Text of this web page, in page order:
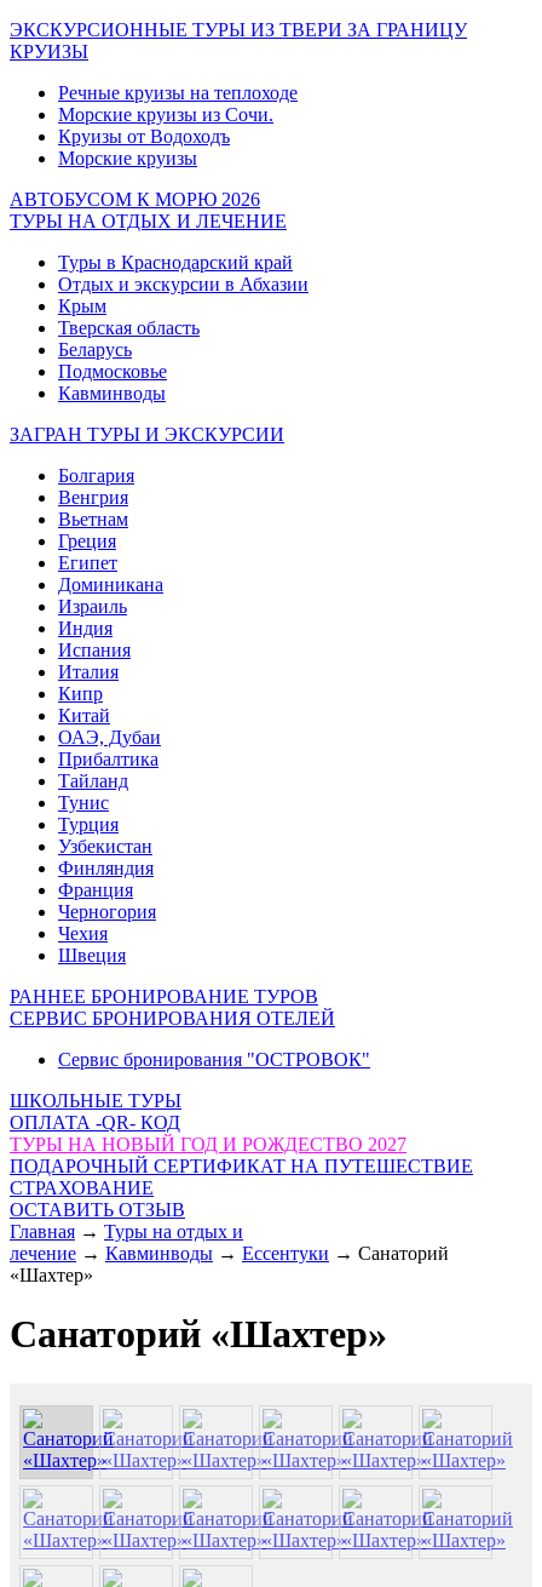
ЭКСКУРСИОННЫЕ ТУРЫ ИЗ ТВЕРИ ЗА ГРАНИЦУ
КРУИЗЫ
Речные круизы на теплоходе
Морские круизы из Сочи.
Круизы от Водоходъ
Морские круизы
АВТОБУСОМ К МОРЮ 2026
ТУРЫ НА ОТДЫХ И ЛЕЧЕНИЕ
Туры в Краснодарский край
Отдых и экскурсии в Абхазии
Крым
Тверская область
Беларусь
Подмосковье
Кавминводы
ЗАГРАН ТУРЫ И ЭКСКУРСИИ
Болгария
Венгрия
Вьетнам
Греция
Египет
Доминикана
Израиль
Индия
Испания
Италия
Кипр
Китай
ОАЭ, Дубаи
Прибалтика
Тайланд
Тунис
Турция
Узбекистан
Финляндия
Франция
Черногория
Чехия
Швеция
РАННЕЕ БРОНИРОВАНИЕ ТУРОВ
СЕРВИС БРОНИРОВАНИЯ ОТЕЛЕЙ
Сервис бронирования "ОСТРОВОК"
ШКОЛЬНЫЕ ТУРЫ
ОПЛАТА -QR- КОД
ТУРЫ НА НОВЫЙ ГОД И РОЖДЕСТВО 2027
ПОДАРОЧНЫЙ СЕРТИФИКАТ НА ПУТЕШЕСТВИЕ
СТРАХОВАНИЕ
ОСТАВИТЬ ОТЗЫВ
Главная → Туры на отдых и
лечение → Кавминводы → Ессентуки → Санаторий
«Шахтер»
Санаторий «Шахтер»